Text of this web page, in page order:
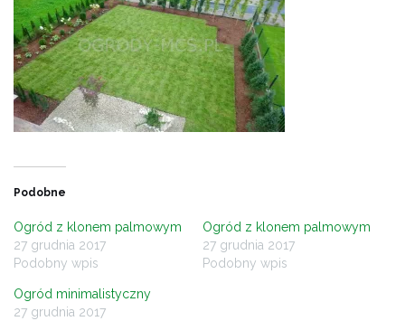
Podobne
Ogród z klonem palmowym
27 grudnia 2017
Podobny wpis
Ogród z klonem palmowym
27 grudnia 2017
Podobny wpis
Ogród minimalistyczny
27 grudnia 2017